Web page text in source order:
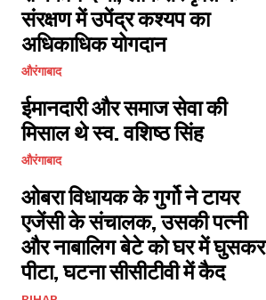
संरक्षण में उपेंद्र कश्यप का
अधिकाधिक योगदान
औरंगाबाद
ईमानदारी और समाज सेवा की
मिसाल थे स्व. वशिष्ठ सिंह
औरंगाबाद
ओबरा विधायक के गुर्गो ने टायर
एजेंसी के संचालक, उसकी पत्नी
और नाबालिग बेटे को घर में घुसकर
पीटा, घटना सीसीटीवी में कैद